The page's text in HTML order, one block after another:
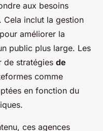
aux besoins
Cela inclut la gestion
améliorer la
public plus large. Les
de stratégies de
comme
en fonction du
ces agences